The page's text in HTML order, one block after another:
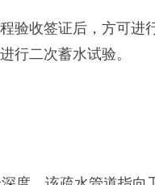
收签证后，方可进
二次蓄水试验。